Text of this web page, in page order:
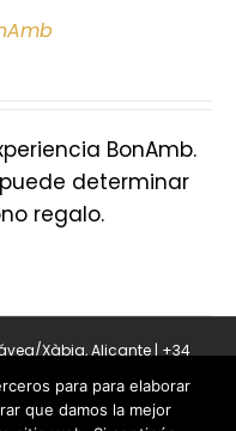
BonAmb.
determinar
regalo.
Xàbia, Alicante | +34
| All Rights Reserved |
by Insertcom
para para elaborar
que damos la mejor